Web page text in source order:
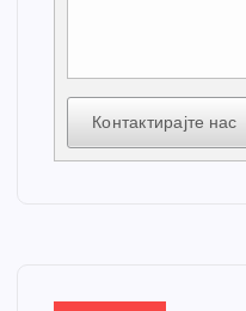
Контактирајте нас